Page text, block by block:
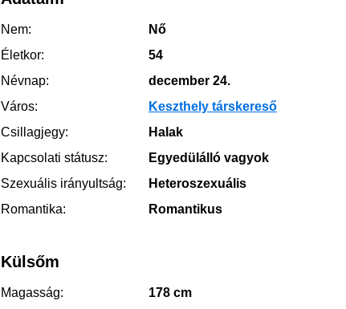
Nem:
Nő
Életkor:
54
Névnap:
december 24.
Város:
Keszthely társkereső
Csillagjegy:
Halak
Kapcsolati státusz:
Egyedülálló vagyok
Szexuális irányultság:
Heteroszexuális
Romantika:
Romantikus
Külsőm
Magasság:
178 cm